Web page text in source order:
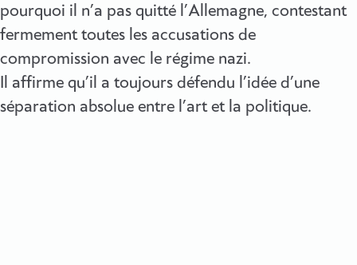
pourquoi il n’a pas quitté l’Allemagne, contestant
fermement toutes les accusations de
compromission avec le régime nazi.
Il affirme qu’il a toujours défendu l’idée d’une
séparation absolue entre l’art et la politique.